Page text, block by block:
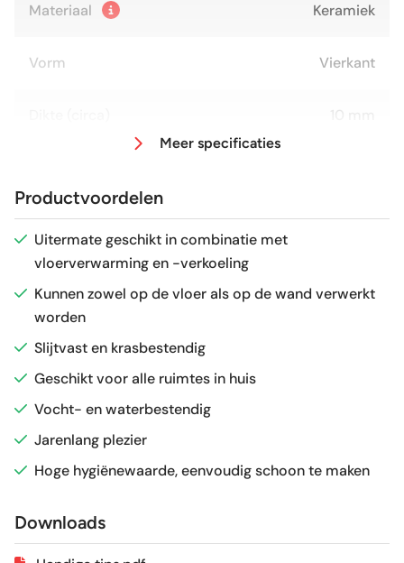
Materiaal Keramiek
Vorm Vierkant
Antislipwaarde R9
Glans / Mat
Gerectificeerd
Vorstbestendig
Sortering
Craquelé Nee
Geschikt voor vloerverwarming
Meer specificaties
Productvoordelen
Uitermate geschikt in combinatie met
vloerverwarming en -verkoeling
Kunnen zowel op de vloer als op de wand verwerkt
worden
Slijtvast en krasbestendig
Geschikt voor alle ruimtes in huis
Vocht- en waterbestendig
Jarenlang plezier
Hoge hygiënewaarde, eenvoudig schoon te maken
Downloads